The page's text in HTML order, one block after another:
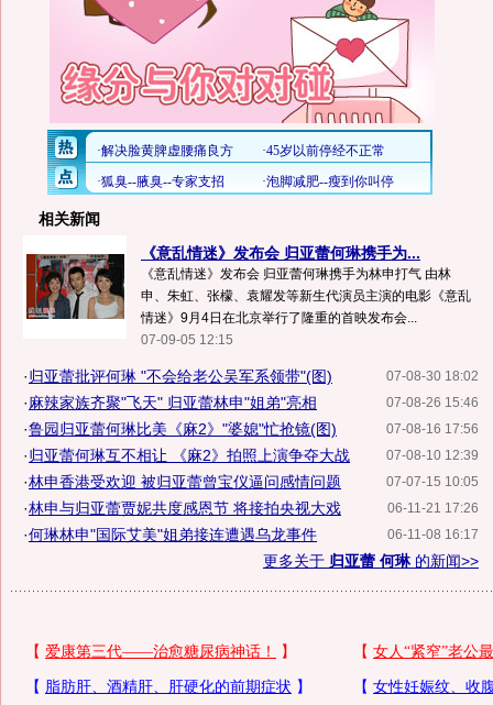
相关新闻
《意乱情迷》发布会 归亚蕾何琳携手为...
《意乱情迷》发布会 归亚蕾何琳携手为林申打气 由林
申、朱虹、张檬、袁耀发等新生代演员主演的电影《意乱
情迷》9月4日在北京举行了隆重的首映发布会...
07-09-05 12:15
07-08-30 18:02
·归亚蕾批评何琳 "不会给老公吴军系领带"(图)
07-08-26 15:46
·麻辣家族齐聚"飞天" 归亚蕾林申"姐弟"亮相
07-08-16 17:56
·鲁园归亚蕾何琳比美《麻2》"婆媳"忙抢镜(图)
07-08-10 12:39
·归亚蕾何琳互不相让 《麻2》拍照上演争夺大战
07-07-15 10:05
·林申香港受欢迎 被归亚蕾曾宝仪逼问感情问题
06-11-21 17:26
·林申与归亚蕾贾妮共度感恩节 将接拍央视大戏
06-11-08 16:17
·何琳林申"国际艾美"姐弟接连遭遇乌龙事件
更多关于 归亚蕾 何琳的新闻>>